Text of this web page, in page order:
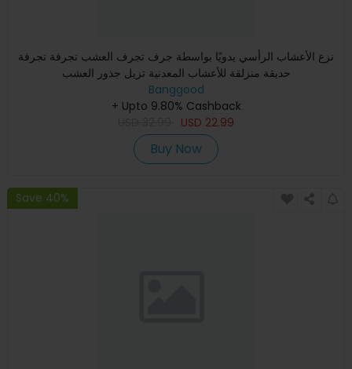
نزع الأعشاب الرأسي يدويًا بواسطة جرف تجرف العشب تجرفة تجرفة
حديقة منزلقة للأعشاب المعدنية تزيل جذور العشب
Banggood
+ Upto 9.80% Cashback
USD 22.99
Buy Now
Save 40%